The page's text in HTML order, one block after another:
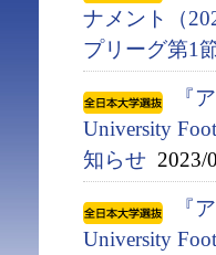
ナメント（
プリーグ第1
『
University
知らせ 2023/
『
University